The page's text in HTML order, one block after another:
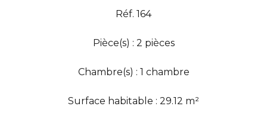
Réf. 164
Pièce(s) : 2 pièces
Chambre(s) : 1 chambre
Surface habitable : 29.12 m²